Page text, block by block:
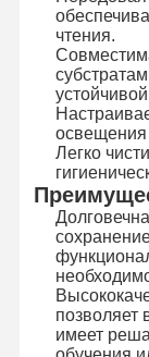
Запросите
Цитату
Гибкий
чтения.
освещения
Легко
позволяет
имеет